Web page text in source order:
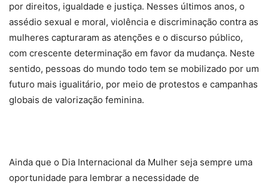
por direitos, igualdade e justiça. Nesses últimos anos, o
assédio sexual e moral, violência e discriminação contra as
mulheres capturaram as atenções e o discurso público,
com crescente determinação em favor da mudança. Neste
sentido, pessoas do mundo todo tem se mobilizado por um
futuro mais igualitário, por meio de protestos e campanhas
globais de valorização feminina.
Ainda que o Dia Internacional da Mulher seja sempre uma
oportunidade para lembrar a necessidade de